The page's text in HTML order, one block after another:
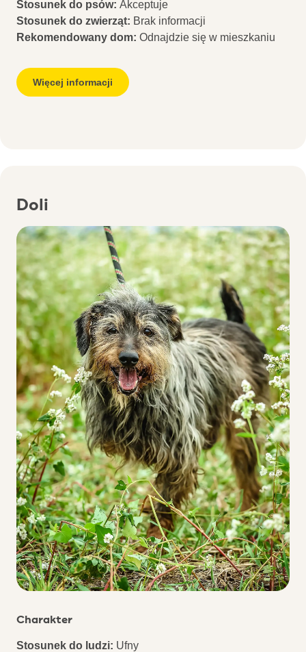
Stosunek do psów: Akceptuje
Stosunek do zwierząt: Brak informacji
Rekomendowany dom: Odnajdzie się w mieszkaniu
Więcej informacji
Doli
Charakter
Stosunek do ludzi: Ufny